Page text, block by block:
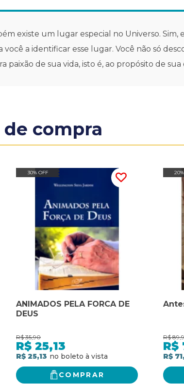
existe um lugar especial no Universo. Sim,
a identificar esse lugar. Você não só
de sua vida, isto é, ao propósito de sua
de compra
30% OFF
ANIMADOS PELA FORCA DE
DEUS
R$ 35,90
R$ 25,13
R$ 25,13
COMPRAR
R$
R$
R$